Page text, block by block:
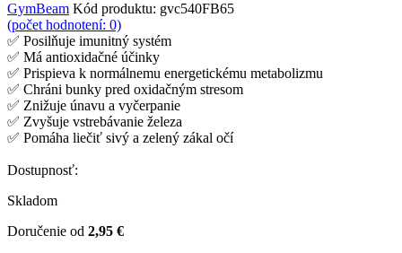
GymBeam Kód produktu: gvc540FB65
(počet hodnotení: 0)
✅ Posilňuje imunitný systém
✅ Má antioxidačné účinky
✅ Prispieva k normálnemu energetickému metabolizmu
✅ Chráni bunky pred oxidačným stresom
✅ Znižuje únavu a vyčerpanie
✅ Zvyšuje vstrebávanie železa
✅ Pomáha liečiť sivý a zelený zákal očí
Dostupnosť:
Skladom
Doručenie od 2,95 €